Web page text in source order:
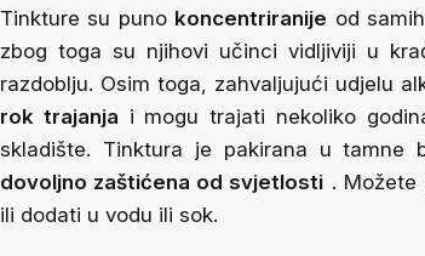
Tinkture su puno koncentriranije od
zbog toga su njihovi učinci vidljiviji u
razdoblju. Osim toga, zahvaljujući udjelu
rok trajanja i mogu trajati nekoliko
skladište. Tinktura je pakirana u tamne
dovoljno zaštićena od svjetlosti . Možete
ili dodati u vodu ili sok.